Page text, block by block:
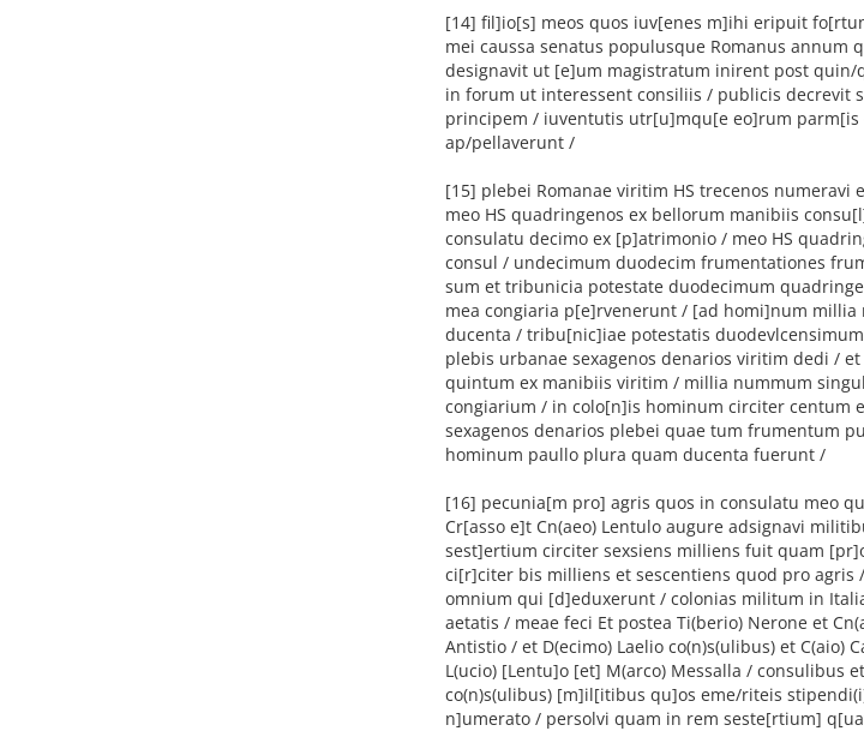
[14] fil]io[s] meos quos iuv[enes m]ihi eripuit
mei caussa senatus populusque Romanus annum
designavit ut [e]um magistratum inirent post
in forum ut interessent consiliis / publicis decrevit
principem / iuventutis utr[u]mqu[e eo]rum parm[is
ap/pellaverunt /
[15] plebei Romanae viritim HS trecenos
meo HS quadringenos ex bellorum manibiis
consulatu decimo ex [p]atrimonio / meo HS
consul / undecimum duodecim frumentationes
sum et tribunicia potestate duodecimum
mea congiaria p[e]rvenerunt / [ad homi]num
ducenta / tribu[nic]iae potestatis
plebis urbanae sexagenos denarios viritim dedi /
quintum ex manibiis viritim / millia nummum
congiarium / in colo[n]is hominum circiter centum
sexagenos denarios plebei quae tum frumentum
hominum paullo plura quam ducenta fuerunt /
[16] pecunia[m pro] agris quos in consulatu meo
Cr[asso e]t Cn(aeo) Lentulo augure adsignavi
sest]ertium circiter sexsiens milliens fuit quam
ci[r]citer bis milliens et sescentiens quod pro
omnium qui [d]eduxerunt / colonias militum in
aetatis / meae feci Et postea Ti(berio) Nerone et
Antistio / et D(ecimo) Laelio co(n)s(ulibus) et C(aio)
L(ucio) [Lentu]o [et] M(arco) Messalla / consulibus
co(n)s(ulibus) [m]il[itibus qu]os eme/riteis
n]umerato / persolvi quam in rem seste[rtium]